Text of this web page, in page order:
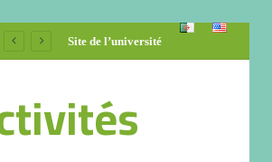
Site de l’université